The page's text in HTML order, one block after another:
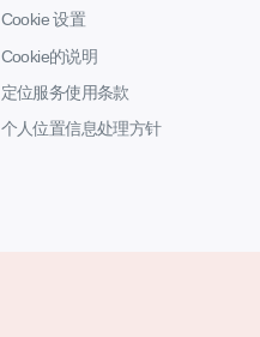
Cookie 设置
Cookie的说明
定位服务使用条款
个人位置信息处理方针